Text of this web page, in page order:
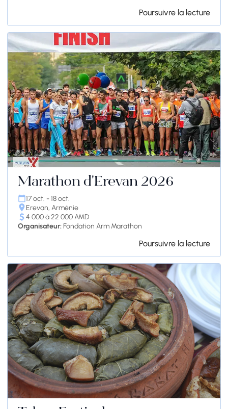
Poursuivre la lecture
Marathon d'Erevan 2026
17 oct. - 18 oct.
Erevan, Arménie
4 000 à 22 000 AMD
Organisateur:Fondation Arm Marathon
Poursuivre la lecture